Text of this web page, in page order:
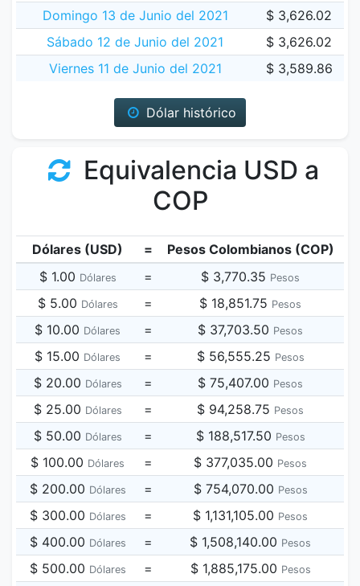
Domingo 13 de Junio del 2021
$ 3,626.02
Sábado 12 de Junio del 2021
$ 3,626.02
Viernes 11 de Junio del 2021
$ 3,589.86
Dólar histórico
Equivalencia USD a
COP
Dólares (USD) =
Pesos Colombianos (COP)
$ 1.00 Dólares = $ 3,770.35 Pesos
$ 5.00 Dólares = $ 18,851.75 Pesos
$ 10.00 Dólares = $ 37,703.50 Pesos
$ 15.00 Dólares = $ 56,555.25 Pesos
$ 20.00 Dólares = $ 75,407.00 Pesos
$ 25.00 Dólares = $ 94,258.75 Pesos
$ 50.00 Dólares = $ 188,517.50 Pesos
$ 100.00 Dólares = $ 377,035.00 Pesos
$ 200.00 Dólares = $ 754,070.00 Pesos
$ 300.00 Dólares = $ 1,131,105.00 Pesos
$ 400.00 Dólares = $ 1,508,140.00 Pesos
$ 500.00 Dólares = $ 1,885,175.00 Pesos